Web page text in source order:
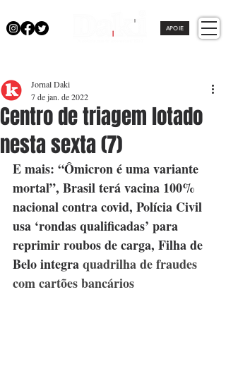
APOIE
Centro de triagem lotado
nesta sexta (7)
Jornal Daki
7 de jan. de 2022
E mais: “Ômicron é uma variante
mortal”, Brasil terá vacina 100%
nacional contra covid, Polícia Civil
usa ‘rondas qualificadas’ para
reprimir roubos de carga, Filha de
Belo integra quadrilha de fraudes
com cartões bancários